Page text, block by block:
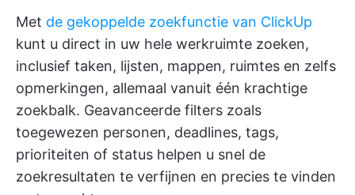
Met de gekoppelde zoekfunctie van ClickUp
kunt u direct in uw hele werkruimte zoeken,
inclusief taken, lijsten, mappen, ruimtes en zelfs
opmerkingen, allemaal vanuit één krachtige
zoekbalk. Geavanceerde filters zoals
toegewezen personen, deadlines, tags,
prioriteiten of status helpen u snel de
zoekresultaten te verfijnen en precies te vinden